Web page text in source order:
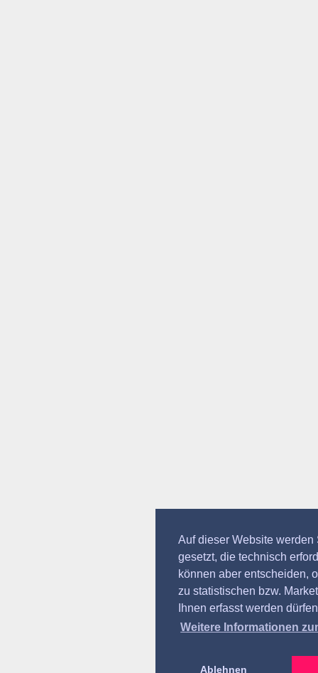
Auf dieser Website
gesetzt, die technisch
können aber entscheiden,
zu statistischen bzw.
Ihnen erfasst werden
Weitere Informationen
Ablehnen